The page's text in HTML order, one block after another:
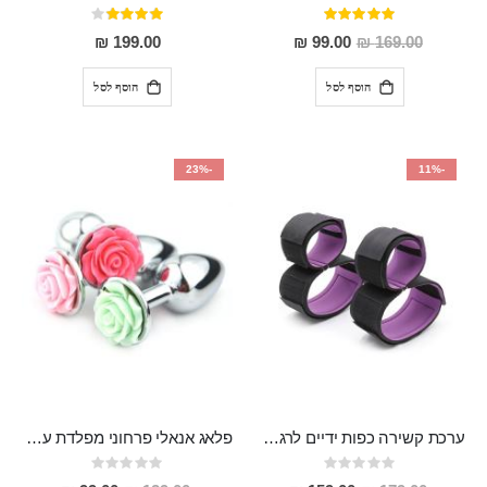
דירוג:
100%
169.00 ₪
מחיר
מבצע
99.00 ₪
הוסף לסל
דירוג:
80%
199.00 ₪
הוסף לסל
-11%
ערכת קשירה כפות ידיים לרגליים "Jizo"
Rating:
0%
-23%
פלאג אנאלי פרחוני מפלדת על חלד 2.8 ס"מ רוחב 7.5 אורך Vered
Rating:
0%